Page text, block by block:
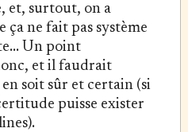
et, surtout, on a
ça ne fait pas système
Un point
et il faudrait
soit sûr et certain (si
puisse exister